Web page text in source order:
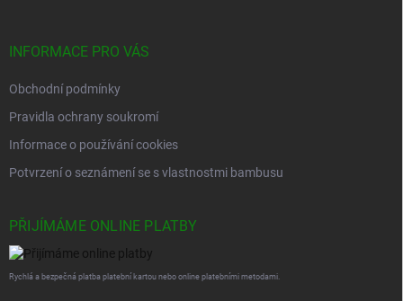
INFORMACE PRO VÁS
Obchodní podmínky
Pravidla ochrany soukromí
Informace o používání cookies
Potvrzení o seznámení se s vlastnostmi bambusu
PŘIJÍMÁME ONLINE PLATBY
Rychlá a bezpečná platba platební kartou nebo online platebními metodami.